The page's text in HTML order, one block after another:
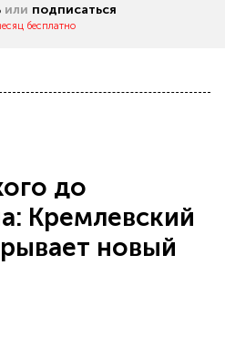
или подписаться
бесплатно
до
Кремлевский
новый